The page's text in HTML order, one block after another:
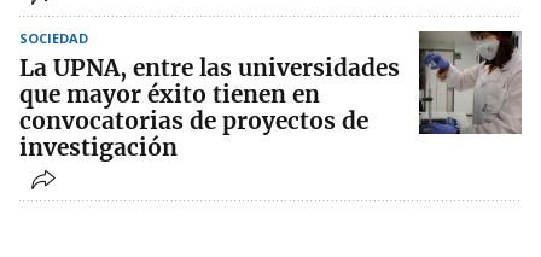
SOCIEDAD
La UPNA, entre las universidades
que mayor éxito tienen en
convocatorias de proyectos de
investigación